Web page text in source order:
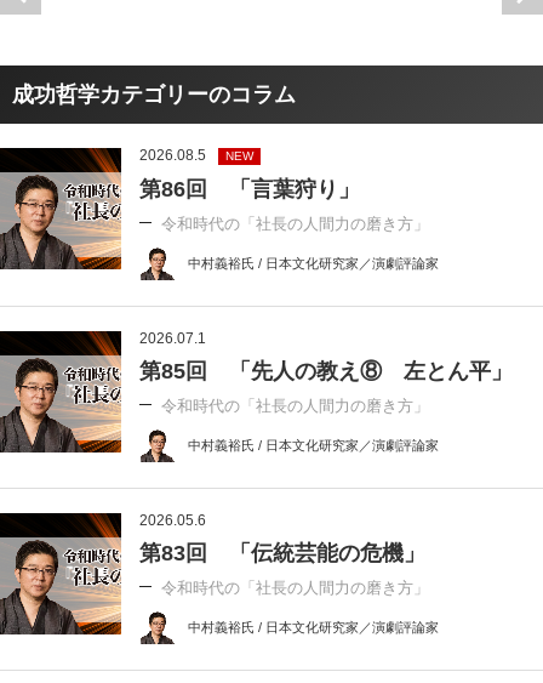
成功哲学カテゴリーのコラム
2026.08.5 NEW
第86回 「言葉狩り」
令和時代の「社長の人間力の磨き方」
中村義裕氏 / 日本文化研究家／演劇評論家
2026.07.1
第85回 「先人の教え⑧ 左とん平」
令和時代の「社長の人間力の磨き方」
中村義裕氏 / 日本文化研究家／演劇評論家
2026.05.6
第83回 「伝統芸能の危機」
令和時代の「社長の人間力の磨き方」
中村義裕氏 / 日本文化研究家／演劇評論家